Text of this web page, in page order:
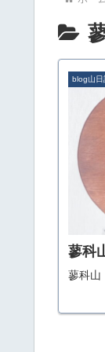
blog山日
蓼科
蓼科